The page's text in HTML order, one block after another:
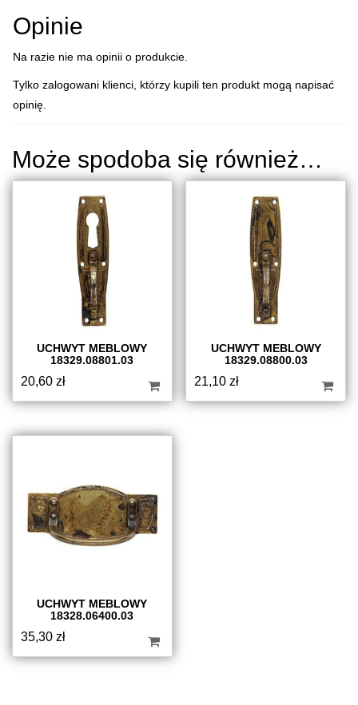
Opinie
Na razie nie ma opinii o produkcie.
Tylko zalogowani klienci, którzy kupili ten produkt mogą napisać
opinię.
Może spodoba się również…
UCHWYT MEBLOWY
18329.08801.03
20,60 zł
UCHWYT MEBLOWY
18329.08800.03
21,10zł
UCHWYT MEBLOWY
18328.06400.03
35,30 zł